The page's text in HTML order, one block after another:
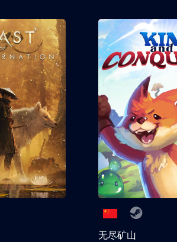
无尽矿山